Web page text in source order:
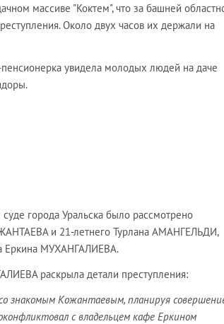
массиве "Коктем", что за башней
Около двух часов их держали на
увидела молодых людей на даче
города Уральска было рассмотрено
и 21-летнего Турлана АМАНГЕЛЬДИ,
Еркина МУХАНГАЛИЕВА.
раскрыла детали преступления:
знакомым Кожантаевым, планируя
с владельцем кафе Еркином